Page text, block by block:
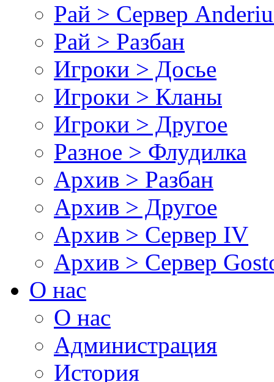
Рай > Сервер
Рай > Разбан
Игроки > Досье
Игроки > Кланы
Игроки > Другое
Разное > Флудилка
Архив > Разбан
Архив > Другое
Архив > Сервер IV
Архив > Сервер
О нас
О нас
Администрация
История